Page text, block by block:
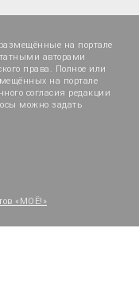
на портале
авторами
права. Полное или
на портале
согласия редакции
можно задать
«МОЁ!»